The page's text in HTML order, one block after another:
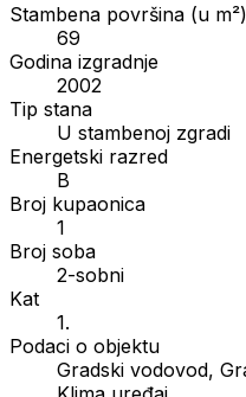
Stambena površina (u m²)
69
Godina izgradnje
2002
Tip stana
U stambenoj zgradi
Energetski razred
B
Broj kupaonica
1
Broj soba
2-sobni
Kat
1.
Podaci o objektu
Gradski vodovod,